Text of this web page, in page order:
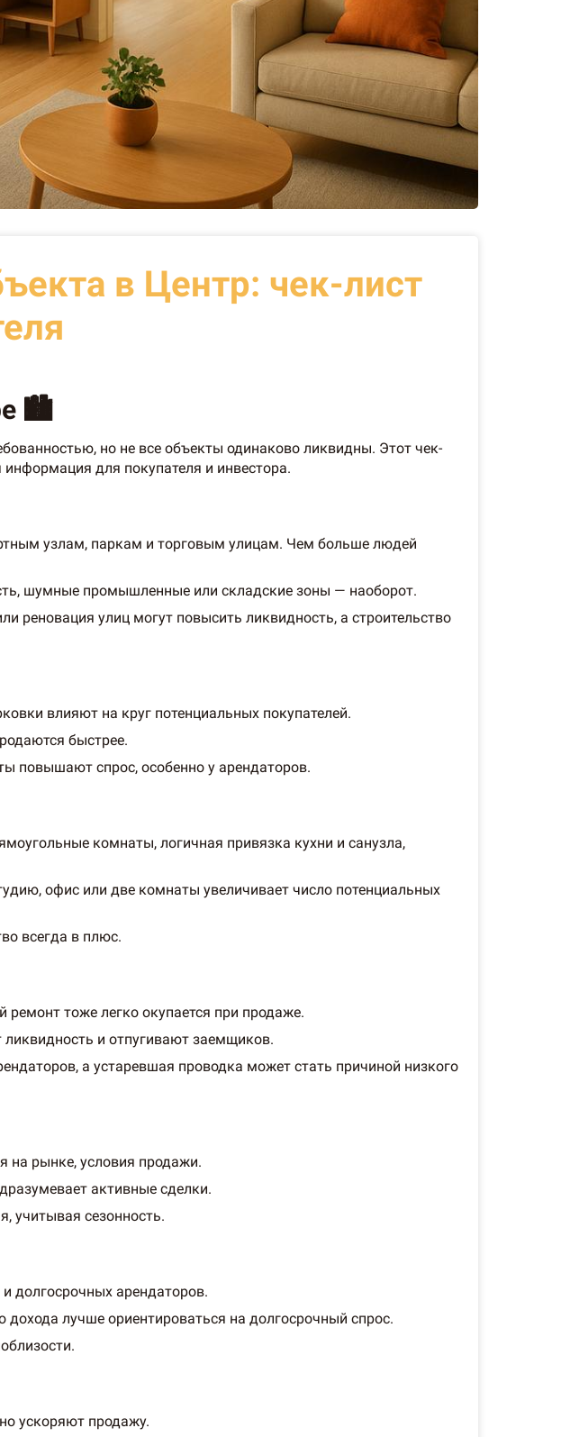
в Центр: чек-лист
🏙️
но не все объекты одинаково ликвидны. Этот чек-
для покупателя и инвестора.
узлам, паркам и торговым улицам. Чем больше людей
шумные промышленные или складские зоны — наоборот.
реновация улиц могут повысить ликвидность, а строительство
влияют на круг потенциальных покупателей.
быстрее.
повышают спрос, особенно у арендаторов.
комнаты, логичная привязка кухни и санузла,
офис или две комнаты увеличивает число потенциальных
всегда в плюс.
тоже легко окупается при продаже.
и отпугивают заемщиков.
а устаревшая проводка может стать причиной низкого
на рынке, условия продажи.
активные сделки.
учитывая сезонность.
и долгосрочных арендаторов.
лучше ориентироваться на долгосрочный спрос.
ускоряют продажу.